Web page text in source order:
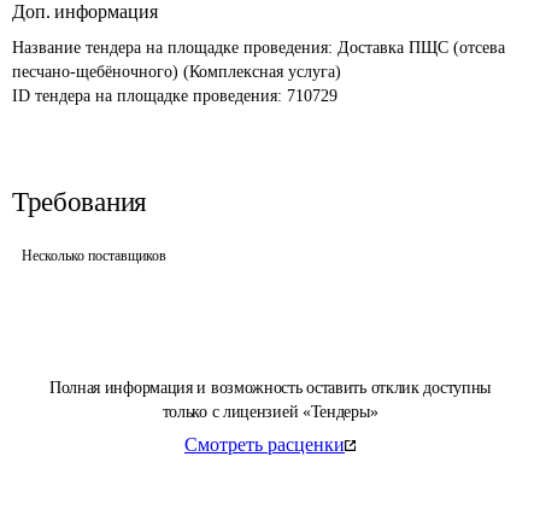
Полная информация и возможность оставить отклик доступны
только с лицензией «Тендеры»
Смотреть расценки
Доп. информация
Название тендера на площадке проведения: Доставка ПЩС (отсева
песчано-щебёночного) (Комплексная услуга)
ID тендера на площадке проведения: 710729
Требования
Несколько поставщиков